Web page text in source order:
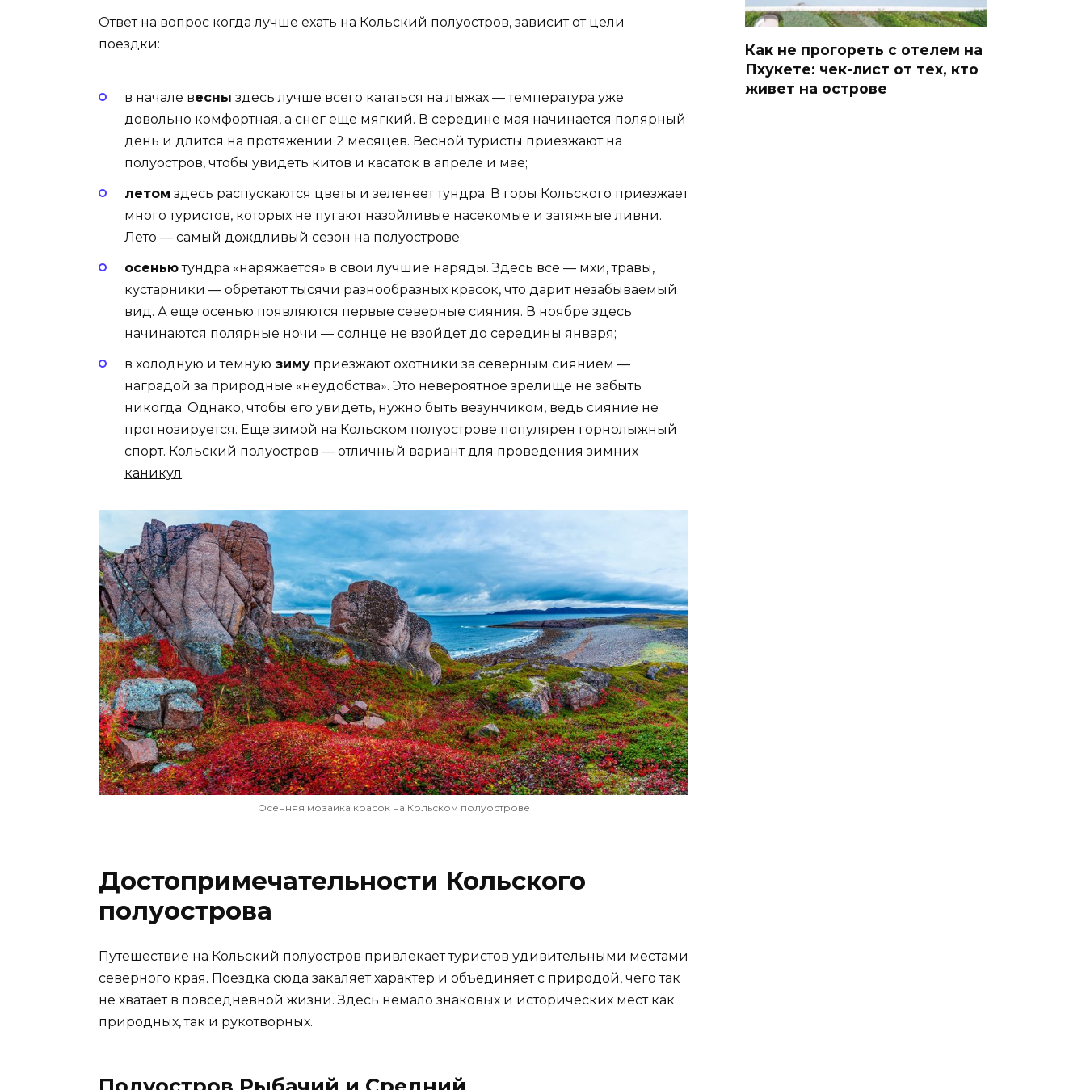
Ответ на вопрос когда лучше ехать на Кольский полуостров, зависит от цели
поездки:
в начале весны здесь лучше всего кататься на лыжах — температура уже
довольно комфортная, а снег еще мягкий. В середине мая начинается полярный
день и длится на протяжении 2 месяцев. Весной туристы приезжают на
полуостров, чтобы увидеть китов и касаток в апреле и мае;
летом здесь распускаются цветы и зеленеет тундра. В горы Кольского приезжает
много туристов, которых не пугают назойливые насекомые и затяжные ливни.
Лето — самый дождливый сезон на полуострове;
осеньютундра «наряжается» в свои лучшие наряды. Здесь все — мхи, травы,
кустарники — обретают тысячи разнообразных красок, что дарит незабываемый
вид. А еще осенью появляются первые северные сияния. В ноябре здесь
начинаются полярные ночи — солнце не взойдет до середины января;
в холодную и темную зиму приезжают охотники за северным сиянием —
наградой за природные «неудобства». Это невероятное зрелище не забыть
никогда. Однако, чтобы его увидеть, нужно быть везунчиком, ведь сияние не
прогнозируется. Еще зимой на Кольском полуострове популярен горнолыжный
спорт. Кольский полуостров — отличный вариант для проведения зимних
каникул.
Осенняя мозаика красок на Кольском полуострове
Достопримечательности Кольского
полуострова
Путешествие на Кольский полуостров привлекает туристов удивительными местами
северного края. Поездка сюда закаляет характер и объединяет с природой, чего так
не хватает в повседневной жизни. Здесь немало знаковых и исторических мест как
природных, так и рукотворных.
Как не прогореть с отелем на
Пхукете: чек-лист от тех, кто
живет на острове